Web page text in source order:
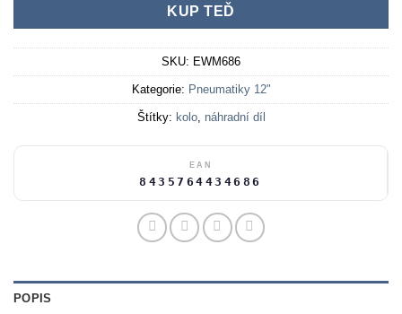
KUP TEĎ
SKU: EWM686
Kategorie: Pneumatiky 12"
Štítky: kolo, náhradní díl
EAN
8435764434686
POPIS